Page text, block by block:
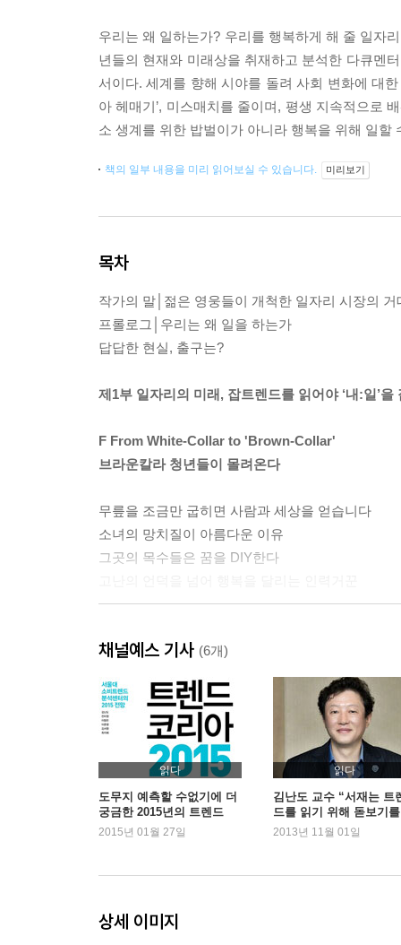
우리는 왜 일하는가? 우리를 행복하게 해 줄 일자
년들의 현재와 미래상을 취재하고 분석한 다큐멘터
서이다. 세계를 향해 시야를 돌려 사회 변화에 대
아 헤매기’, 미스매치를 줄이며, 평생 지속적으로
소 생계를 위한 밥벌이가 아니라 행복을 위해 일할
책의 일부 내용을 미리 읽어보실 수 있습니다. 미리보기
목차
작가의 말│젊은 영웅들이 개척한 일자리 시장의
프롤로그│우리는 왜 일을 하는가
답답한 현실, 출구는?
제1부 일자리의 미래, 잡트렌드를 읽어야 ‘내:일’
F From White-Collar to 'Brown-Collar'
브라운칼라 청년들이 몰려온다
무릎을 조금만 굽히면 사람과 세상을 얻습니다
소녀의 망치질이 아름다운 이유
그곳의 목수들은 꿈을 DIY한다
당신은 노마드 워커입니까?
디지털 유목민, 일자리의 판을 바꾸다071
이랜서의 탄생 079
일할 맛 나는 비정규직의 유토피아, 네덜란드
정규직과 비정규직을 잇는 공존의 다리
T Towards Social Good
착한 일 전성시대, 소셜 사업을 주목하라
주머니 가벼운 구직자에게 면접용 정장을 빌려드
채널예스 기사 (6개)
읽다
도무지 예측할 수없기에 더
궁금한 2015년의 트렌드
2015년 01월 27일
읽다
김난도 교수 “서재는 트
드를 읽기 위해 돋보기
보는 곳”
2013년 11월 01일
상세 이미지